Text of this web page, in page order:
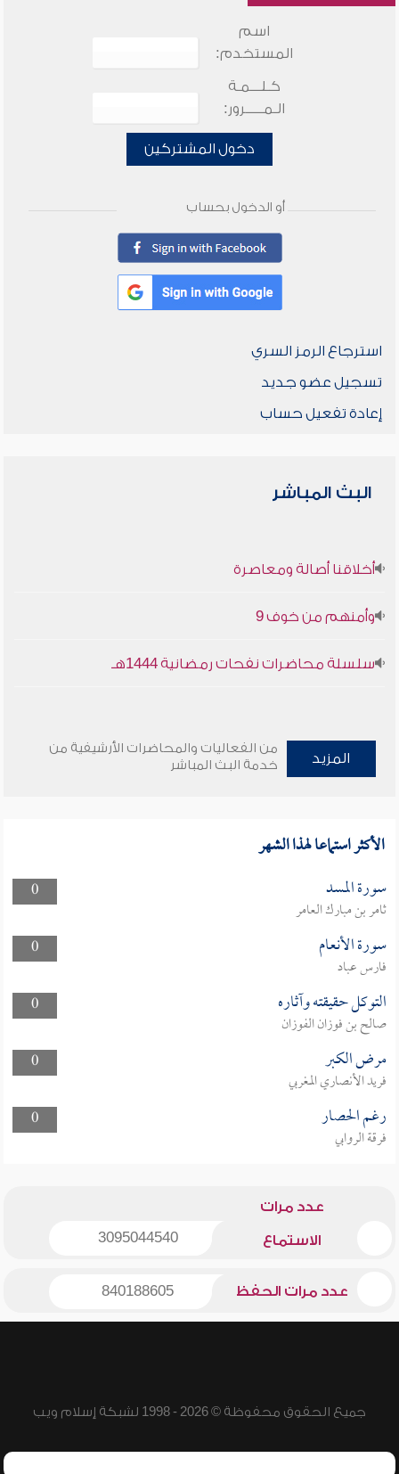
اسم
المستخدم:
كـلـــمـة
الـمـــــرور:
دخول المشتركين
أو الدخول بحساب
استرجاع الرمز السري
تسجيل عضو جديد
إعادة تفعيل حساب
البث المباشر
أخلاقنا أصالة ومعاصرة
وأمنهم من خوف 9
سلسلة محاضرات نفحات رمضانية 1444هـ
المزيد
من الفعاليات والمحاضرات الأرشيفية من
خدمة البث المباشر
الأكثر استماعا لهذا الشهر
0 سورة المسد
ثامر بن مبارك العامر
0
سورة الأنعام
فارس عباد
0
التوكل حقيقته وآثاره
صالح بن فوزان الفوزان
0
مرض الكبر
فريد الأنصاري المغربي
0
رغم الحصار
فرقة الروابي
عدد مرات
الاستماع 3095044540
عدد مرات الحفظ 840188605
جميع الحقوق محفوظة © 2026 - 1998 لشبكة إسلام ويب